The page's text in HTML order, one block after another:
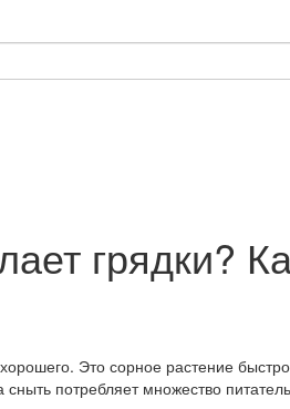
грядки?
Это сорное растение
потребляет множество